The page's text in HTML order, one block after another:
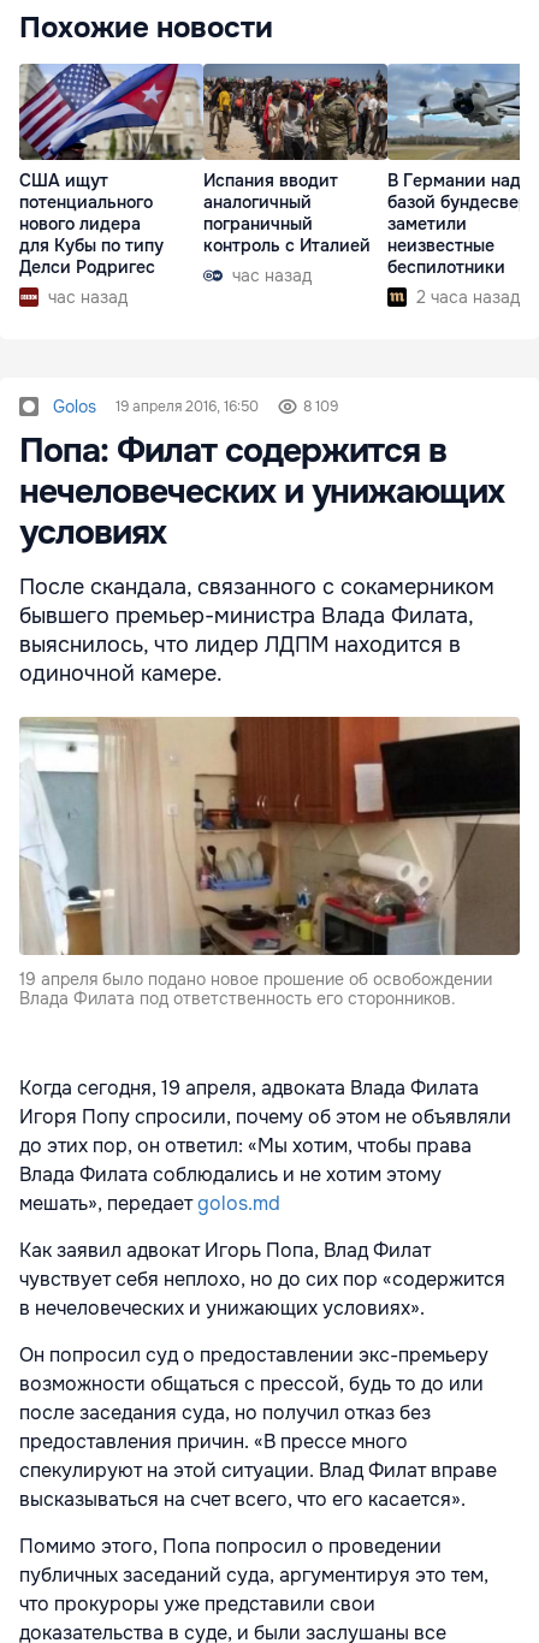
Похожие новости
США ищут
потенциального
нового лидера
для Кубы по типу
Делси Родригес
час назад
Испания вводит
аналогичный
пограничный
контроль с Италией
час назад
В Германии над
базой бундесвера
заметили
неизвестные
беспилотники
2 часа назад
Golos 19 апреля 2016, 16:50 8 109
Попа: Филат содержится в
нечеловеческих и унижающих
условиях
После скандала, связанного с сокамерником
бывшего премьер-министра Влада Филата,
выяснилось, что лидер ЛДПМ находится в
одиночной камере.
19 апреля было подано новое прошение об освобождении
Влада Филата под ответственность его сторонников.
Когда сегодня, 19 апреля, адвоката Влада Филата
Игоря Попу спросили, почему об этом не объявляли
до этих пор, он ответил: «Мы хотим, чтобы права
Влада Филата соблюдались и не хотим этому
мешать», передаетgolos.md
Как заявил адвокат Игорь Попа, Влад Филат
чувствует себя неплохо, но до сих пор «содержится
в нечеловеческих и унижающих условиях».
Он попросил суд о предоставлении экс-премьеру
возможности общаться с прессой, будь то до или
после заседания суда, но получил отказ без
предоставления причин. «В прессе много
спекулируют на этой ситуации. Влад Филат вправе
высказываться на счет всего, что его касается».
Помимо этого, Попа попросил о проведении
публичных заседаний суда, аргументируя это тем,
что прокуроры уже представили свои
доказательства в суде, и были заслушаны все